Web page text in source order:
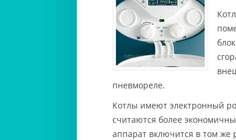
пневмореле.
Котлы имеют электронный
считаются более
аппарат включится в том же